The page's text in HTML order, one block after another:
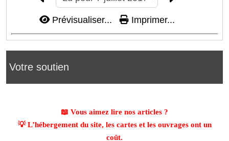
Votre soutien
📖 Vous aimez lire nos articles ?
💡 L’hébergement du site, les cartes et les ouvrages ont un
coût.
Prévisualiser... Imprimer...